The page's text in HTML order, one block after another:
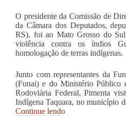
O presidente da Comissão de
da Câmara dos Deputados,
RS), foi ao Mato Grosso do Sul
violência contra os índios
homologação de terras indígenas.
Junto com representantes da
(Funai) e do Ministério Público
Rodoviária Federal, Pimenta
Indígena Taquara, no município
Continue lendo“Comissão